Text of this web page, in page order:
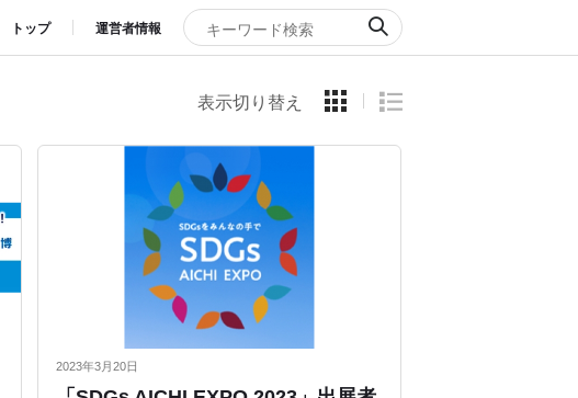
トップ 運営者情報
表示切り替え
2023年3月20日